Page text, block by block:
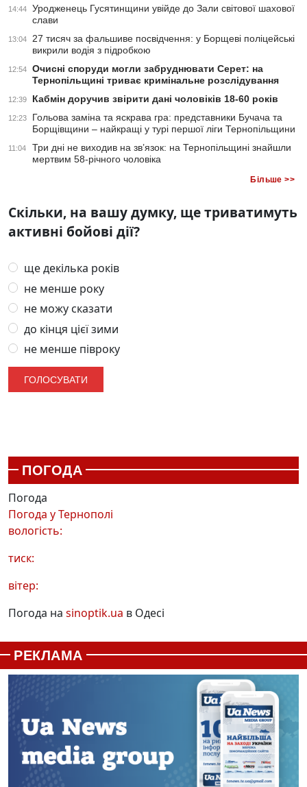
14:44
Уродженець Гусятинщини увійде до Зали світової шахової
слави
13:04
27 тисяч за фальшиве посвідчення: у Борщеві поліцейські
викрили водія з підробкою
12:54
Очисні споруди могли забруднювати Серет: на
Тернопільщині триває кримінальне розслідування
12:39 Кабмін доручив звірити дані чоловіків 18-60 років
12:23
Гольова заміна та яскрава гра: представники Бучача та
Борщівщини – найкращі у турі першої ліги Тернопільщини
11:04
Три дні не виходив на зв’язок: на Тернопільщині знайшли
мертвим 58-річного чоловіка
Більше >>
Скільки, на вашу думку, ще триватимуть
активні бойові дії?
ще декілька років
не менше року
не можу сказати
до кінця цієї зими
не менше півроку
ПОГОДА
Погода
Погода уТернополі
вологість:
тиск:
вітер:
Погода на sinoptik.ua в Одесі
РЕКЛАМА